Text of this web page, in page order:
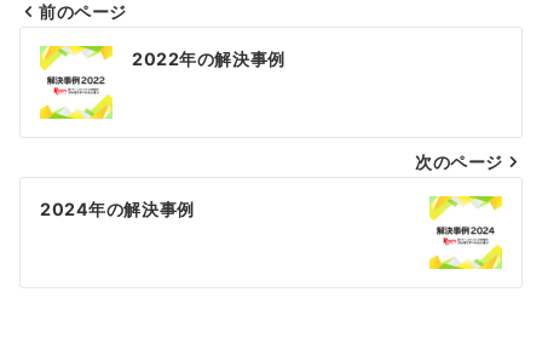
投
ナ
ビ
ゲ
シ
前のページ
2022年の解決事例
次のページ
2024年の解決事例